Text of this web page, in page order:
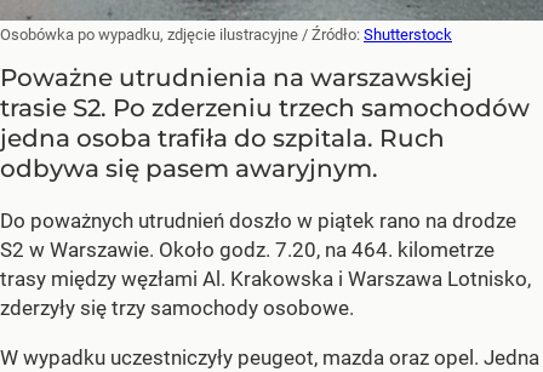
Osobówka po wypadku, zdjęcie ilustracyjne / Źródło: Shutterstock
Poważne utrudnienia na warszawskiej
trasie S2. Po zderzeniu trzech samochodów
jedna osoba trafiła do szpitala. Ruch
odbywa się pasem awaryjnym.
Do poważnych utrudnień doszło w piątek rano na drodze
S2 w Warszawie. Około godz. 7.20, na 464. kilometrze
trasy między węzłami Al. Krakowska i Warszawa Lotnisko,
zderzyły się trzy samochody osobowe.
W wypadku uczestniczyły peugeot, mazda oraz opel. Jedna